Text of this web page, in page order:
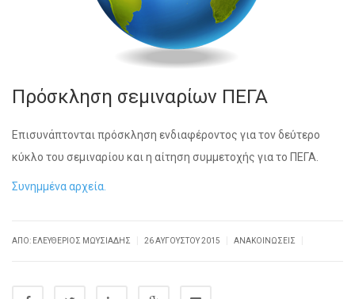
Πρόσκληση σεμιναρίων ΠΕΓΑ
Επισυνάπτονται πρόσκληση ενδιαφέροντος για τον δεύτερο
κύκλο του σεμιναρίου και η αίτηση συμμετοχής για το ΠΕΓΑ.
Συνημμένα αρχεία.
ΑΠΌ: ΕΛΕΥΘΈΡΙΟΣ ΜΩΥΣΙΆΔΗΣ 26 ΑΥΓΟΎΣΤΟΥ 2015 ΑΝΑΚΟΙΝΏΣΕΙΣ